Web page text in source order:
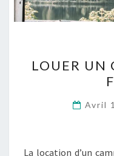
LOUER UN
Avril
La location d’un